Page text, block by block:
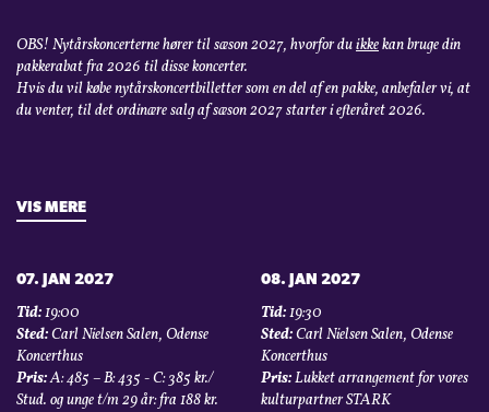
OBS! Nytårskoncerterne hører til sæson 2027, hvorfor duikkekan bruge din
pakkerabat fra 2026 til disse koncerter.
Hvis du vil købe nytårskoncertbilletter som en del af en pakke, anbefaler vi, at
du venter, til det ordinære salg af sæson 2027 starter i efteråret 2026.
VIS MERE
07. JAN 2027
Tid:19:00
Sted:Carl Nielsen Salen, Odense
Koncerthus
Pris:A: 485 – B: 435 - C: 385 kr./
Stud. og unge t/m 29 år: fra 188 kr.
08. JAN 2027
Tid:19:30
Sted:Carl Nielsen Salen, Odense
Koncerthus
Pris:Lukket arrangement for vores
kulturpartner STARK